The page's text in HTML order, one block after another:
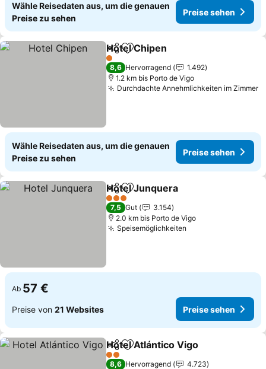
Wähle Reisedaten aus, um die genauen
Preise zu sehen
Preise sehen
TeilenZu Favoriten hinzufügen
Hotel Chipen
1 Sterne
8,6 Hervorragend
1.492
1.2 km bis Porto de Vigo
Durchdachte Annehmlichkeiten im Zimmer
Wähle Reisedaten aus, um die genauen
Preise zu sehen
Preise sehen
TeilenZu Favoriten hinzufügen
Hotel Junquera
3 Sterne
7,5 Gut
3.154
2.0 km bis Porto de Vigo
Speisemöglichkeiten
Ab 57 €
Preise von 21 Websites Preise sehen
TeilenZu Favoriten hinzufügen
Hotel Atlántico Vigo
2 Sterne
8,6 Hervorragend
4.723